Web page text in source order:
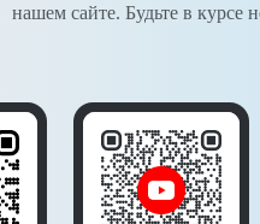
нашем сайте. Будьте в курсе